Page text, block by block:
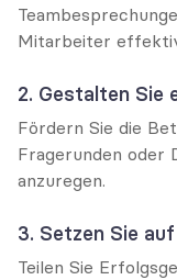
Mitarbeiter
2. Gestalten Sie
Fördern Sie die
Fragerunden oder
anzuregen.
3. Setzen Sie
Teilen Sie